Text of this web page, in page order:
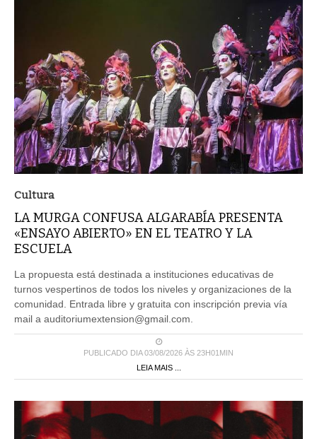
Cultura
LA MURGA CONFUSA ALGARABÍA PRESENTA
«ENSAYO ABIERTO» EN EL TEATRO Y LA
ESCUELA
La propuesta está destinada a instituciones educativas de
turnos vespertinos de todos los niveles y organizaciones de la
comunidad. Entrada libre y gratuita con inscripción previa vía
mail a auditoriumextension@gmail.com.
PUBLICADO DIA 03/08/2026 ÀS 23H01MIN
LEIA MAIS ...